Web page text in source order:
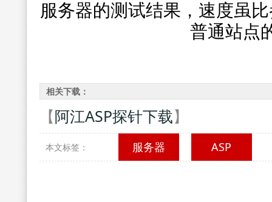
服务器的测试结果，速度虽
普通站点
相关下载：
【阿江ASP探针下载】
本文标签： 服务器 ASP